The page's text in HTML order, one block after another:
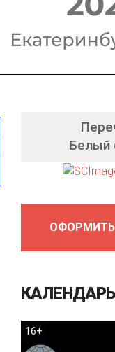
Белый
КАЛЕНДАРЬ
16+